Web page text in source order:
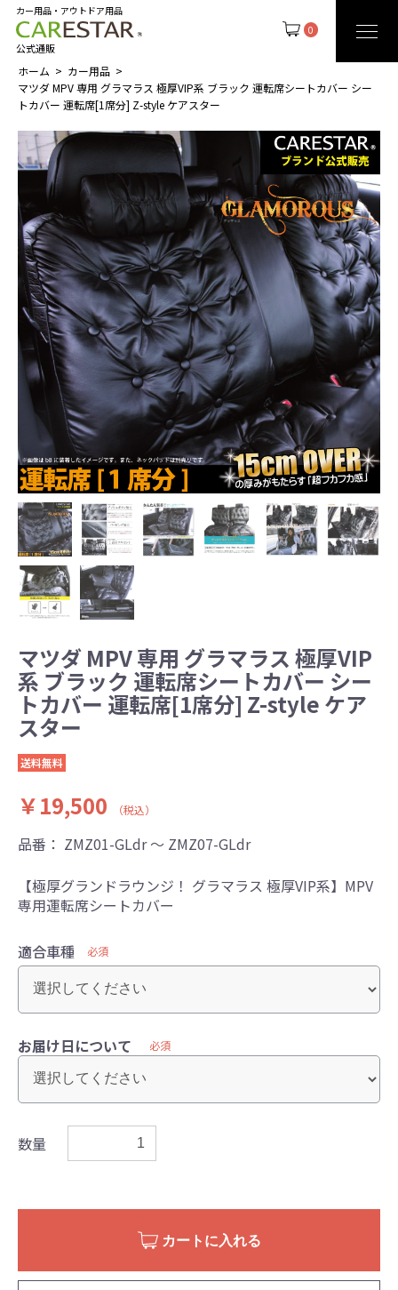
0
カー用品・アウトドア用品
公式通販
ホーム
カー用品
マツダ MPV 専用 グラマラス 極厚VIP系 ブラック 運転席シートカバー シー
トカバー 運転席[1席分] Z-style ケアスター
マツダ MPV 専用 グラマラス 極厚VIP
系 ブラック 運転席シートカバー シー
トカバー 運転席[1席分] Z-style ケア
スター
送料無料
￥19,500 （税込）
品番： ZMZ01-GLdr ～ ZMZ07-GLdr
【極厚グランドラウンジ！ グラマラス 極厚VIP系】MPV
専用運転席シートカバー
適合車種 必須
お届け日について 必須
数量
カートに入れる